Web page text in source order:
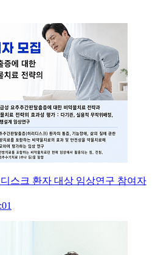
스크 환자 대상 임상연구 참여자